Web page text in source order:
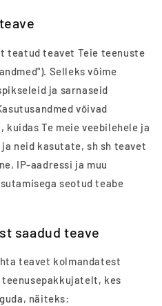
teatud teavet Teie teenuste
Selleks võime
ja sarnaseid
võivad
Te meie veebilehele ja
neid kasutate, sh sh teavet
IP-aadressi ja muu
seotud teabe
saadud teave
teavet kolmandatest
kes
näiteks: